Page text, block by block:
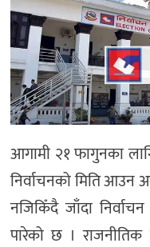
खेलकुद
अन्य
आगामी २१ फागुनका
निर्वाचनको मिति आउन
नजिकिँदै जाँदा
पारेको छ । राजनीतिक